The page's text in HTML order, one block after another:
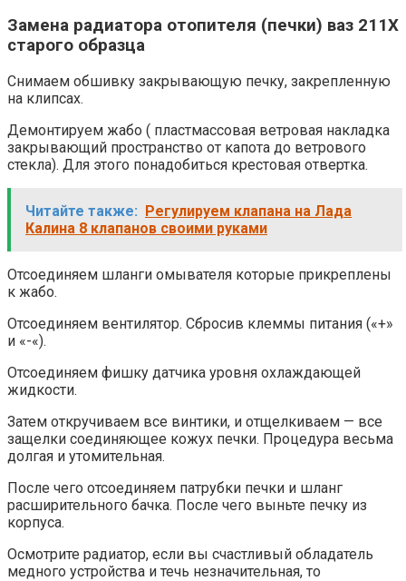
Замена радиатора отопителя (печки) ваз 211Х
старого образца
Снимаем обшивку закрывающую печку, закрепленную
на клипсах.
Демонтируем жабо ( пластмассовая ветровая накладка
закрывающий пространство от капота до ветрового
стекла). Для этого понадобиться крестовая отвертка.
Читайте также: Регулируем клапана на Лада
Калина 8 клапанов своими руками
Отсоединяем шланги омывателя которые прикреплены
к жабо.
Отсоединяем вентилятор. Сбросив клеммы питания («+»
и «-«).
Отсоединяем фишку датчика уровня охлаждающей
жидкости.
Затем откручиваем все винтики, и отщелкиваем — все
защелки соединяющее кожух печки. Процедура весьма
долгая и утомительная.
После чего отсоединяем патрубки печки и шланг
расширительного бачка. После чего выньте печку из
корпуса.
Осмотрите радиатор, если вы счастливый обладатель
медного устройства и течь незначительная, то